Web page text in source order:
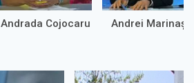
Andrada Cojocaru Andrei Marinaș